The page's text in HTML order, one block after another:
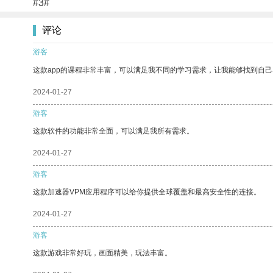
#3#
评论
游客
这款app的课程非常丰富，可以满足我不同的学习需求，让我能够找到自己
2024-01-27
游客
这款软件的功能非常全面，可以满足我所有需求。
2024-01-27
游客
这款加速器VPM应用程序可以给你提供全球覆盖和最高安全性的连接。
2024-01-27
游客
这款游戏非常好玩，画面精美，玩法丰富。